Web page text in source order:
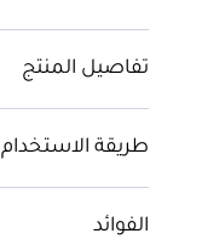
تفاصيل المنتج
طريقة الاستخدام
الفوائد